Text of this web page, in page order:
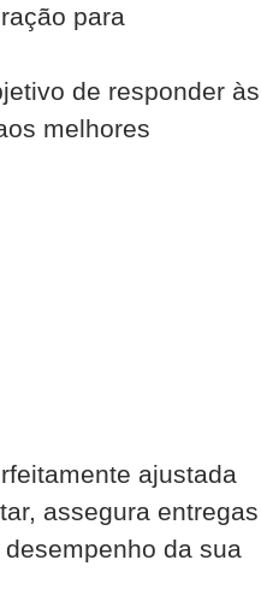
para
de responder às
melhores
ajustada
assegura entregas
da sua